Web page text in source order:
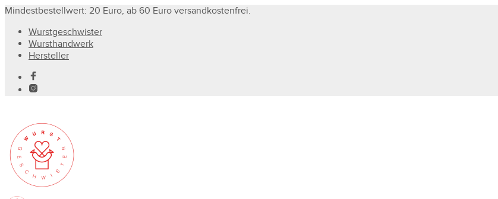
Mindestbestellwert: 20 Euro, ab 60 Euro versandkostenfrei.
Wurstgeschwister
Wursthandwerk
Hersteller